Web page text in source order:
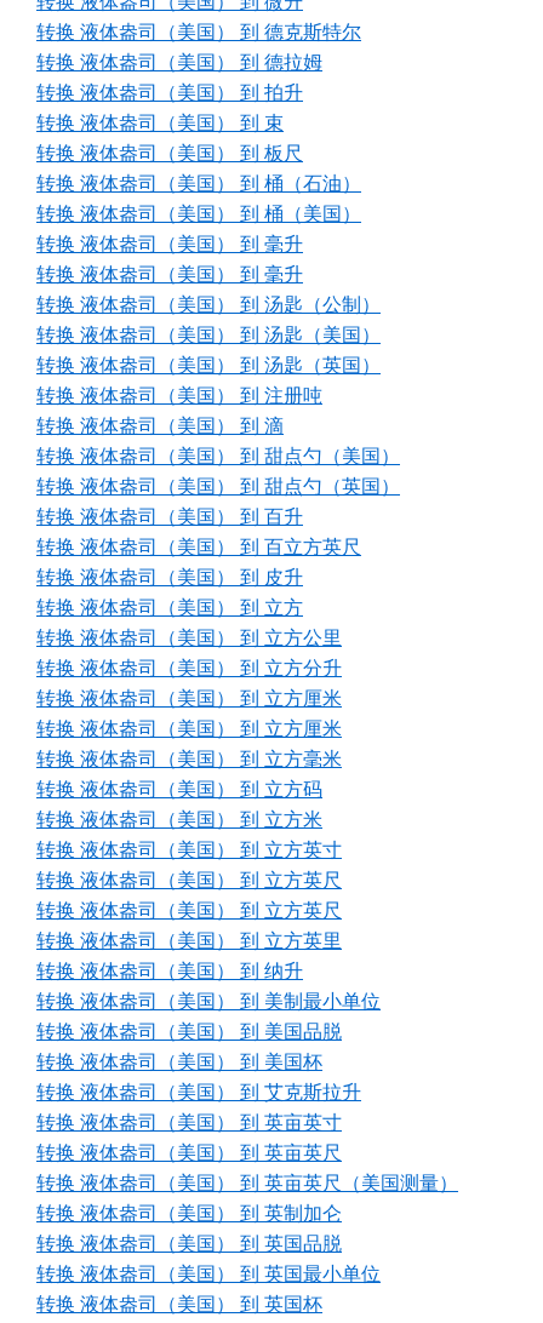
转换 液体盎司（美国） 到 德克斯特尔
转换 液体盎司（美国） 到 德拉姆
转换 液体盎司（美国） 到 拍升
转换 液体盎司（美国） 到 束
转换 液体盎司（美国） 到 板尺
转换 液体盎司（美国） 到 桶（石油）
转换 液体盎司（美国） 到 桶（美国）
转换 液体盎司（美国） 到 毫升
转换 液体盎司（美国） 到 毫升
转换 液体盎司（美国） 到 汤匙（公制）
转换 液体盎司（美国） 到 汤匙（美国）
转换 液体盎司（美国） 到 汤匙（英国）
转换 液体盎司（美国） 到 注册吨
转换 液体盎司（美国） 到 滴
转换 液体盎司（美国） 到 甜点勺（美国）
转换 液体盎司（美国） 到 甜点勺（英国）
转换 液体盎司（美国） 到 百升
转换 液体盎司（美国） 到 百立方英尺
转换 液体盎司（美国） 到 皮升
转换 液体盎司（美国） 到 立方
转换 液体盎司（美国） 到 立方公里
转换 液体盎司（美国） 到 立方分升
转换 液体盎司（美国） 到 立方厘米
转换 液体盎司（美国） 到 立方厘米
转换 液体盎司（美国） 到 立方毫米
转换 液体盎司（美国） 到 立方码
转换 液体盎司（美国） 到 立方米
转换 液体盎司（美国） 到 立方英寸
转换 液体盎司（美国） 到 立方英尺
转换 液体盎司（美国） 到 立方英尺
转换 液体盎司（美国） 到 立方英里
转换 液体盎司（美国） 到 纳升
转换 液体盎司（美国） 到 美制最小单位
转换 液体盎司（美国） 到 美国品脱
转换 液体盎司（美国） 到 美国杯
转换 液体盎司（美国） 到 艾克斯拉升
转换 液体盎司（美国） 到 英亩英寸
转换 液体盎司（美国） 到 英亩英尺
转换 液体盎司（美国） 到 英亩英尺（美国测量）
转换 液体盎司（美国） 到 英制加仑
转换 液体盎司（美国） 到 英国品脱
转换 液体盎司（美国） 到 英国最小单位
转换 液体盎司（美国） 到 英国杯